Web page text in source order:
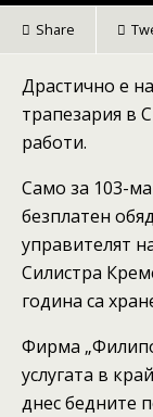
Share
Драстично е
трапезария в
работи.
Само за 103-
безплатен
управителят
Силистра
година са
Фирма
услугата в
днес бедните